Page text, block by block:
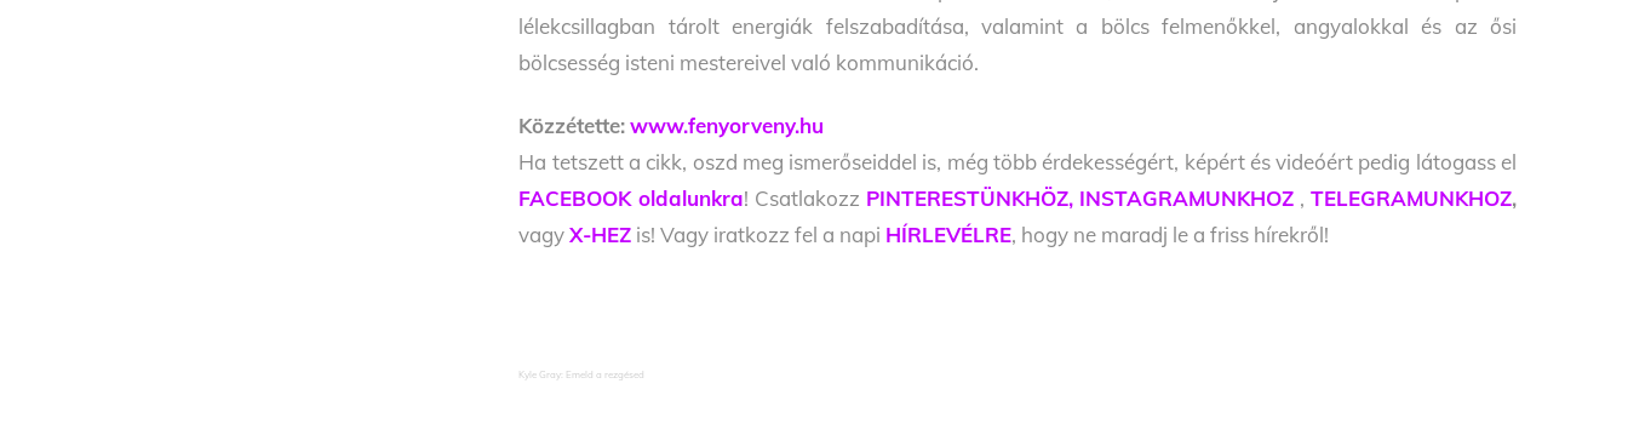
lélekcsillagban tárolt energiák felszabadítása, valamint a bölcs felmenőkkel, angyalokkal és az ősi
bölcsesség isteni mestereivel való kommunikáció.
Közzétette: www.fenyorveny.hu
Ha tetszett a cikk, oszd meg ismerőseiddel is, még több érdekességért, képért és videóért pedig látogass el
FACEBOOK oldalunkra! Csatlakozz PINTERESTÜNKHÖZ, INSTAGRAMUNKHOZ , TELEGRAMUNKHOZ,
vagyX-HEZ is! Vagy iratkozz fel a napi HÍRLEVÉLRE, hogy ne maradj le a friss hírekről!
Kyle Gray: Emeld a rezgésed